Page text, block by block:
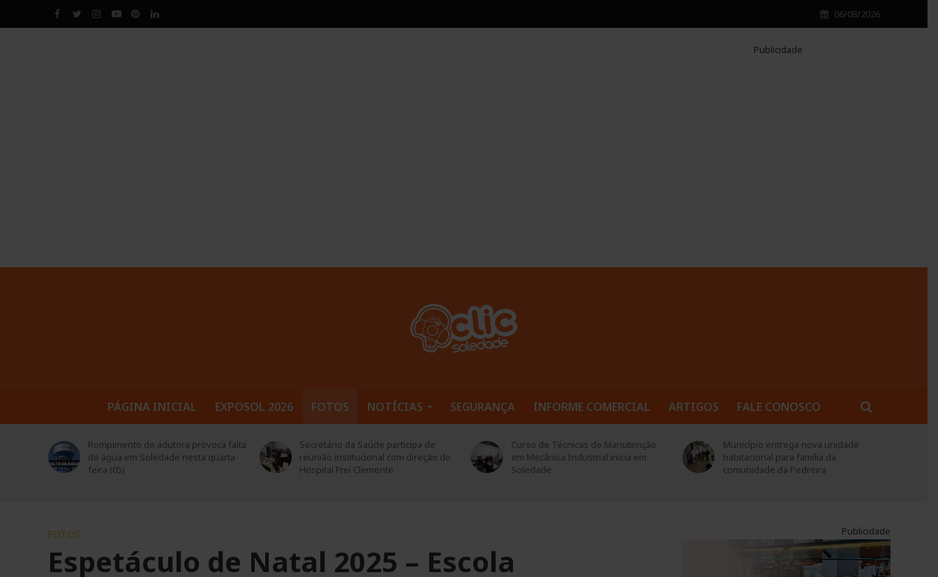
06/08/2026
Publicidade
PÁGINA INICIAL EXPOSOL 2026 FOTOS NOTÍCIAS SEGURANÇA INFORME COMERCIAL ARTIGOS FALE CONOSCO
Rompimento de adutora provoca falta
de água em Soledade nesta quarta-
feira (05)
Secretário da Saúde participa de
reunião institucional com direção do
Hospital Frei Clemente
Curso de Técnicas de Manutenção
em Mecânica Industrial inicia em
Soledade
Município entrega nova unidade
habitacional para família da
comunidade da Pedreira
FOTOS
Espetáculo de Natal 2025 – Escola
Publicidade